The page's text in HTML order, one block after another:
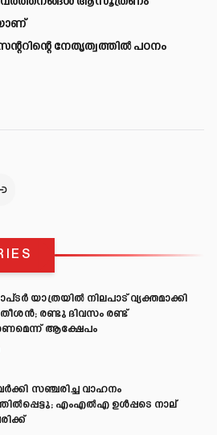
നേതൃത്വത്തിൽ പഠനം
യാത്രയിൽ നിലപാട് വ്യക്തമാക്കി
രണ്ടു ദിവസം രണ്ട്
ആക്ഷേപം
സഞ്ചരിച്ച വാഹനം
എംഎല്‍എ ഉള്‍പ്പടെ നാല്